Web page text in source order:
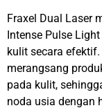
Fraxel Dual Laser
Intense Pulse
kulit secara
merangsang
pada kulit,
noda usia dengan